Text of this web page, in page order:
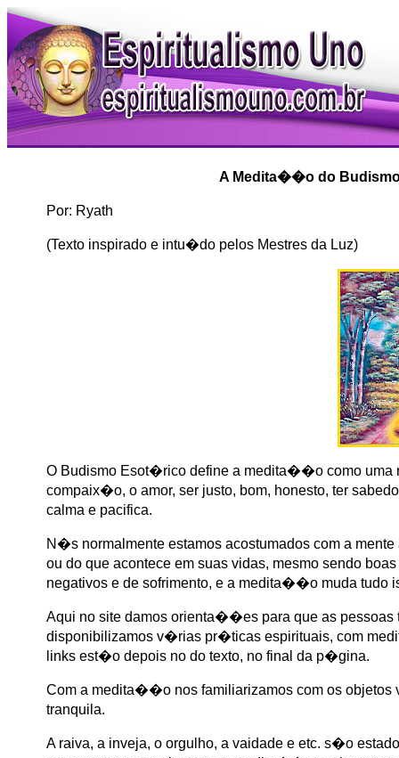
A Medita��o do
Por: Ryath
(Texto inspirado e intu�do pelos Mestres da Luz)
O Budismo Esot�rico define a medita��o como
compaix�o, o amor, ser justo, bom, honesto, ter
calma e pacifica.
N�s normalmente estamos acostumados com a
ou do que acontece em suas vidas, mesmo sendo
negativos e de sofrimento, e a medita��o muda
Aqui no site damos orienta��es para que as
disponibilizamos v�rias pr�ticas espirituais, com
links est�o depois no do texto, no final da p�gina.
Com a medita��o nos familiarizamos com os objetos
tranquila.
A raiva, a inveja, o orgulho, a vaidade e etc. s�o